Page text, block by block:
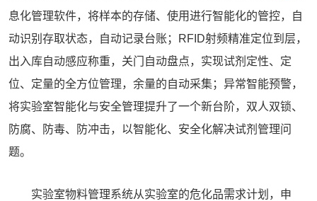
息化管理软件，将样本的存储、使用进行智能化的管控，自
动识别存取状态，自动记录台账；RFID射频精准定位到层，
出入库自动感应称重，关门自动盘点，实现试剂定性、定
位、定量的全方位管理，余量的自动采集；异常智能预警，
将实验室智能化与安全管理提升了一个新台阶，双人双锁、
防腐、防毒、防冲击，以智能化、安全化解决试剂管理问
题。
实验室物料管理系统从实验室的危化品需求计划，申